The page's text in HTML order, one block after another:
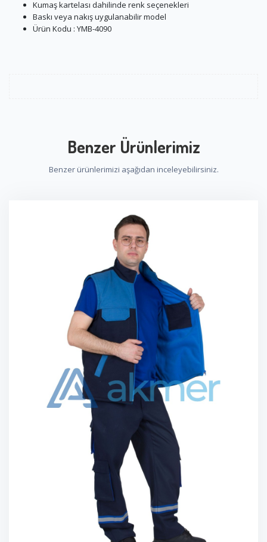
Kumaş kartelası dahilinde renk seçenekleri
Baskı veya nakış uygulanabilir model
Ürün Kodu : YMB-4090
Benzer Ürünlerimiz
Benzer ürünlerimizi aşağıdan inceleyebilirsiniz.